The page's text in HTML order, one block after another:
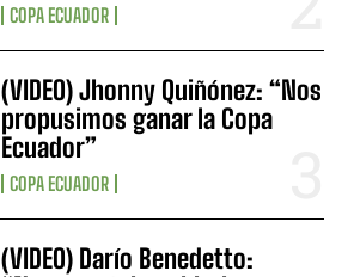
COPA ECUADOR
(VIDEO) Jhonny Quiñónez: “Nos
propusimos ganar la Copa
Ecuador”
COPA ECUADOR
(VIDEO) Darío Benedetto: